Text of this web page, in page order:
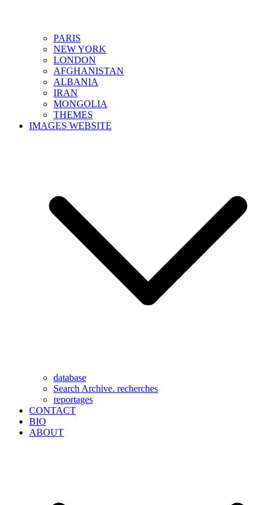
PARIS
NEW YORK
LONDON
AFGHANISTAN
ALBANIA
IRAN
MONGOLIA
THEMES
IMAGES WEBSITE
database
Search Archive. recherches
reportages
CONTACT
BIO
ABOUT